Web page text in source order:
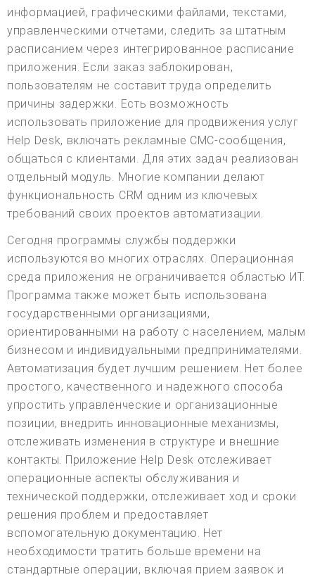
информацией, графическими файлами, текстами,
управленческими отчетами, следить за штатным
расписанием через интегрированное расписание
приложения. Если заказ заблокирован,
пользователям не составит труда определить
причины задержки. Есть возможность
использовать приложение для продвижения услуг
Help Desk, включать рекламные СМС-сообщения,
общаться с клиентами. Для этих задач реализован
отдельный модуль. Многие компании делают
функциональность CRM одним из ключевых
требований своих проектов автоматизации.
Сегодня программы службы поддержки
используются во многих отраслях. Операционная
среда приложения не ограничивается областью ИТ.
Программа также может быть использована
государственными организациями,
ориентированными на работу с населением, малым
бизнесом и индивидуальными предпринимателями.
Автоматизация будет лучшим решением. Нет более
простого, качественного и надежного способа
упростить управленческие и организационные
позиции, внедрить инновационные механизмы,
отслеживать изменения в структуре и внешние
контакты. Приложение Help Desk отслеживает
операционные аспекты обслуживания и
технической поддержки, отслеживает ход и сроки
решения проблем и предоставляет
вспомогательную документацию. Нет
необходимости тратить больше времени на
стандартные операции, включая прием заявок и